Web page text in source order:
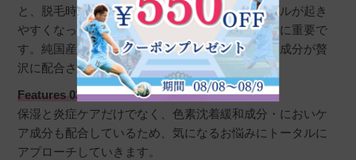
と、脱毛時に痛みを感じやすくなったり肌トラブルが起き
やすくなってしまうため、脱毛中の保湿ケアは特に重要で
す。純国産幹細胞培養上清液をはじめとする保湿成分が贅
沢に配合されています。
Features 03美肌ケア・においケアまで
保湿と炎症ケアだけでなく、色素沈着緩和成分・においケ
ア成分も配合しているため、気になるお悩みにトータルに
アプローチしていきます。